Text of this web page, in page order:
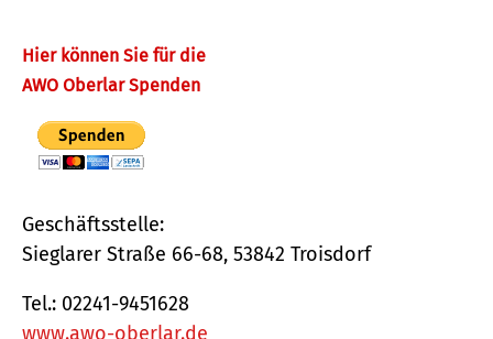
Hier können Sie für die
AWO Oberlar Spenden
Geschäftsstelle:
Sieglarer Straße 66-68, 53842 Troisdorf
Tel.: 02241-9451628
www.awo-oberlar.de